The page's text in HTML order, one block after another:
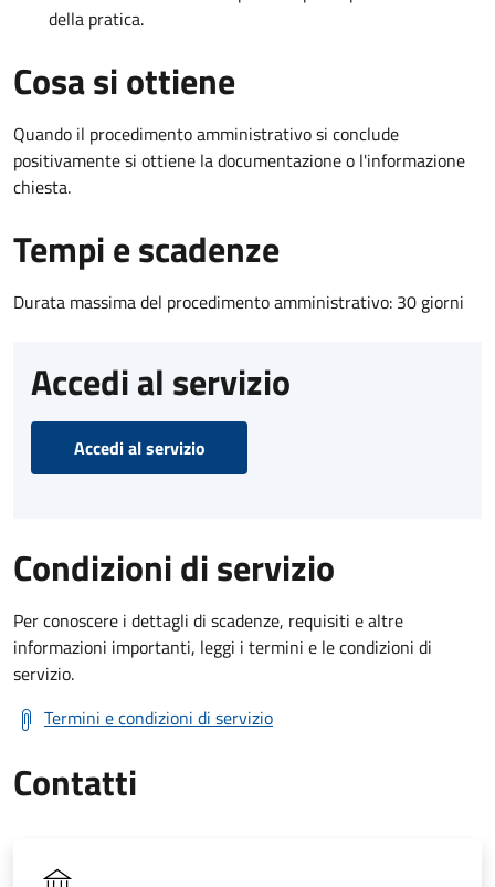
della pratica.
Cosa si ottiene
Quando il procedimento amministrativo si conclude
positivamente si ottiene la documentazione o l'informazione
chiesta.
Tempi e scadenze
Durata massima del procedimento amministrativo: 30 giorni
Accedi al servizio
Accedi al servizio
Condizioni di servizio
Per conoscere i dettagli di scadenze, requisiti e altre
informazioni importanti, leggi i termini e le condizioni di
servizio.
Termini e condizioni di servizio
Contatti